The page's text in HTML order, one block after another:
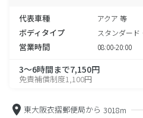
代表車種 アクア 等
ボディタイプ スタンダード
営業時間 08:00-20:00
3～6時間まで7,150円
免責補償制度1,100円
東大阪衣摺郵便局から 3018m